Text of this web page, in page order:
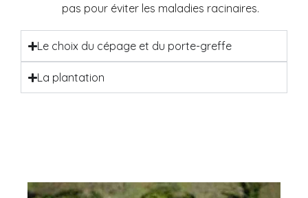
pas pour éviter les maladies racinaires.
Le choix du cépage et du porte-greffe
La plantation